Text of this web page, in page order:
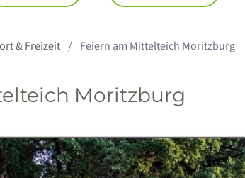
& Freizeit Feiern am Mittelteich Moritzburg
Moritzburg